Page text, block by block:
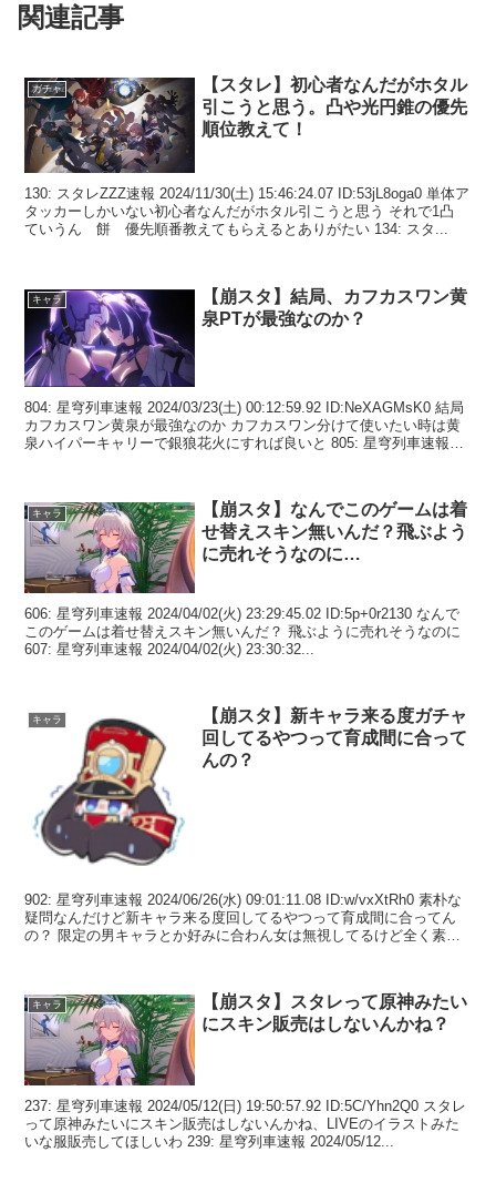
関連記事
ガチャ
【スタレ】初心者なんだがホタル
引こうと思う。凸や光円錐の優先
順位教えて！
130: スタレZZZ速報 2024/11/30(土) 15:46:24.07 ID:53jL8oga0 単体ア
タッカーしかいない初心者なんだがホタル引こうと思う それで1凸
ていうん 餅 優先順番教えてもらえるとありがたい 134: スタ...
キャラ
【崩スタ】結局、カフカスワン黄
泉PTが最強なのか？
804: 星穹列車速報 2024/03/23(土) 00:12:59.92 ID:NeXAGMsK0 結局
カフカスワン黄泉が最強なのか カフカスワン分けて使いたい時は黄
泉ハイパーキャリーで銀狼花火にすれば良いと 805: 星穹列車速報
キャラ
【崩スタ】なんでこのゲームは着
せ替えスキン無いんだ？飛ぶよう
に売れそうなのに…
606: 星穹列車速報 2024/04/02(火) 23:29:45.02 ID:5p+0r2130 なんで
このゲームは着せ替えスキン無いんだ？ 飛ぶように売れそうなのに
607: 星穹列車速報 2024/04/02(火) 23:30:32...
キャラ
【崩スタ】新キャラ来る度ガチャ
回してるやつって育成間に合って
んの？
902: 星穹列車速報 2024/06/26(水) 09:01:11.08 ID:w/vxXtRh0 素朴な
疑問なんだけど新キャラ来る度回してるやつって育成間に合ってん
の？ 限定の男キャラとか好みに合わん女は無視してるけど全く素材
キャラ
【崩スタ】スタレって原神みたい
にスキン販売はしないんかね？
237: 星穹列車速報 2024/05/12(日) 19:50:57.92 ID:5C/Yhn2Q0 スタレ
って原神みたいにスキン販売はしないんかね、LIVEのイラストみた
いな服販売してほしいわ 239: 星穹列車速報 2024/05/12...